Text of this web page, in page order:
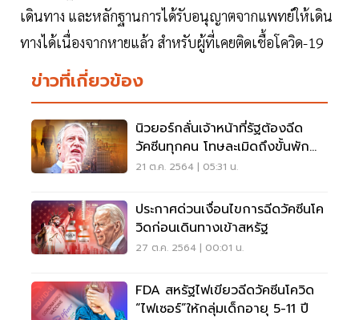
เดินทาง และหลักฐานการได้รับอนุญาตจากแพทย์ให้เดิน
ทางได้เนื่องจากหายแล้ว สำหรับผู้ที่เคยติดเชื้อโควิด-19
ข่าวที่เกี่ยวข้อง
นิวยอร์กลั่นเจ้าหน้าที่รัฐต้องฉีด
วัคซีนทุกคน โทษละเมิดถึงขั้นพัก
งาน
21 ต.ค. 2564 | 05:31 น.
ประกาศด่วนเงื่อนไขการฉีดวัคซีนโค
วิดก่อนเดินทางเข้าสหรัฐ
27 ต.ค. 2564 | 00:01 น.
FDA สหรัฐไฟเขียวฉีดวัคซีนโควิด
“ไฟเซอร์”ให้กลุ่มเด็กอายุ 5-11 ปี